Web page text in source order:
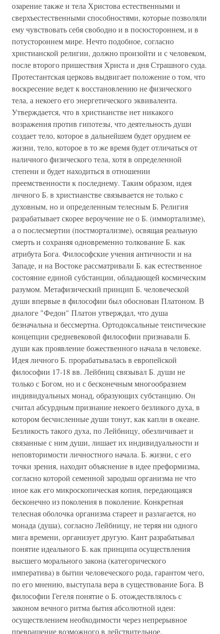
озарение также и тела Христова естественными и
сверхъестественными способностями, которые позволяли
ему чувствовать себя свободно и в посюстороннем, и в
потустороннем мире. Нечто подобное, согласно
христианской религии, должно произойти и с человеком,
после второго пришествия Христа и дня Страшного суда.
Протестантская церковь выдвигает положение о том, что
воскресение ведет к восстановлению не физического
тела, а некоего его энергетического эквивалента.
Утверждается, что в христианстве нет никакого
возражения против гипотезы, что деятельность души
создает тело, которое в дальнейшем будет орудием ее
жизни, тело, которое в то же время будет отличаться от
наличного физического тела, хотя в определенной
степени и будет находиться в отношении
преемственности к последнему. Таким образом, идея
личного Б. в христианстве связывается не только с
духовным, но и определенным телесным Б. Религия
разрабатывает скорее вероучение не о Б. (иммортализме),
а о послесмертии (постмортализме), освящая реальную
смерть и сохраняя одновременно толкование Б. как
атрибута Бога. Философские учения античности и на
Западе, и на Востоке рассматривали Б. как естественное
состояние единой субстанции, обладающей космическим
разумом. Метафизический принцип Б. человеческой
души впервые в философии был обоснован Платоном. В
диалоге "Федон" Платон утверждал, что душа
безначальна и бессмертна. Ортодоксальные теистические
концепции средневековой философии признавали Б.
души как проявление божественного начала в человеке.
Идея личного Б. прорабатывалась в европейской
философии 17-18 вв. Лейбниц связывал Б. души не
только с Богом, но и с бесконечным многообразием
индивидуальных монад, образующих субстанцию. Он
считал абсурдным признание некоего безликого духа, в
котором бесчисленные души тонут, как капли в океане.
Безликость такого духа, по Лейбницу, обезличивает и
связанные с ним души, лишает их индивидуальности и
неповторимости личностного начала. Б. жизни, с его
точки зрения, находит объяснение в идее преформизма,
согласно которой семенной зародыш организма не что
иное как его микроскопическая копия, передающаяся
бесконечно из поколения в поколение. Конкретная
телесная оболочка организма стареет и разлагается, но
монада (душа), согласно Лейбницу, не теряя ни одного
мига времени, организует другую. Кант разрабатывал
понятие идеального Б. как принципа осуществления
высшего морального закона (категорического
императива) в бытии человеческого рода, гарантом чего,
по его мнению, выступала вера в существование Бога. В
философии Гегеля понятие о Б. отождествлялось с
законом вечного ритма бытия абсолютной идеи:
осуществлением необходимости через непрерывное
превращение возможного в действительное.